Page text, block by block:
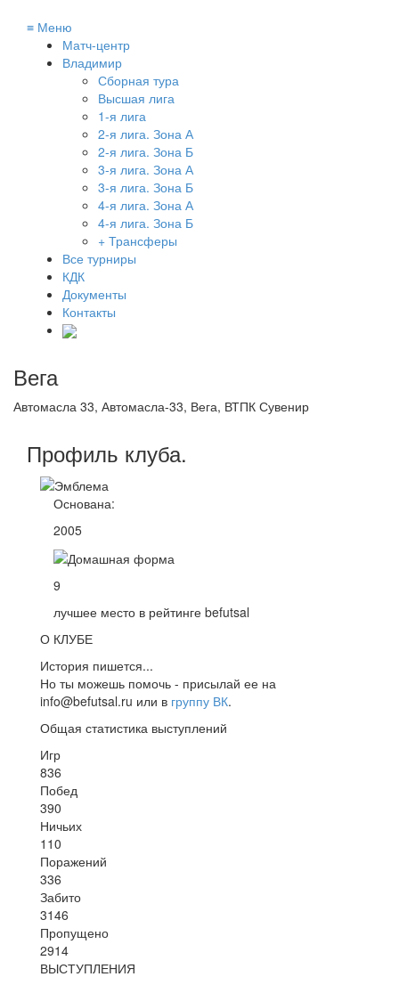
≡ Меню
Матч-центр
Владимир
Сборная тура
Высшая лига
1-я лига
2-я лига. Зона А
2-я лига. Зона Б
3-я лига. Зона А
3-я лига. Зона Б
4-я лига. Зона А
4-я лига. Зона Б
+ Трансферы
Все турниры
КДК
Документы
Контакты
Вега
Автомасла 33, Автомасла-33, Вега, ВТПК Сувенир
Профиль клуба.
Основана:
2005
9
лучшее место в рейтинге befutsal
О КЛУБЕ
История пишется...
Но ты можешь помочь - присылай ее на
info@befutsal.ru или в группу ВК.
Общая статистика выступлений
Игр
836
Побед
390
Ничьих
110
Поражений
336
Забито
3146
Пропущено
2914
ВЫСТУПЛЕНИЯ